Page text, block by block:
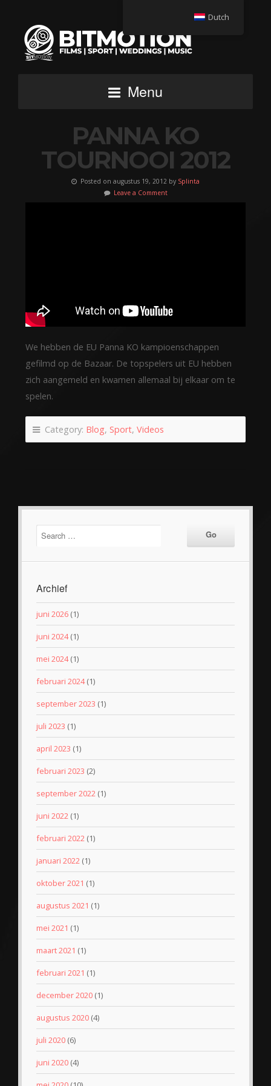
Menu
PANNA KO
TOURNOOI 2012
Posted on augustus 19, 2012 by Splinta
Leave a Comment
We hebben de EU Panna KO kampioenschappen
gefilmd op de Bazaar. De topspelers uit EU hebben
zich aangemeld en kwamen allemaal bij elkaar om te
spelen.
Category: Blog, Sport, Videos
Archief
juni 2026 (1)
juni 2024(1)
mei 2024(1)
februari 2024(1)
september 2023 (1)
juli 2023 (1)
april 2023 (1)
februari 2023 (2)
september 2022 (1)
juni 2022 (1)
februari 2022 (1)
januari 2022 (1)
oktober 2021 (1)
augustus 2021 (1)
mei 2021 (1)
maart 2021 (1)
februari 2021 (1)
december 2020 (1)
augustus 2020 (4)
juli 2020 (6)
juni 2020 (4)
Dutch